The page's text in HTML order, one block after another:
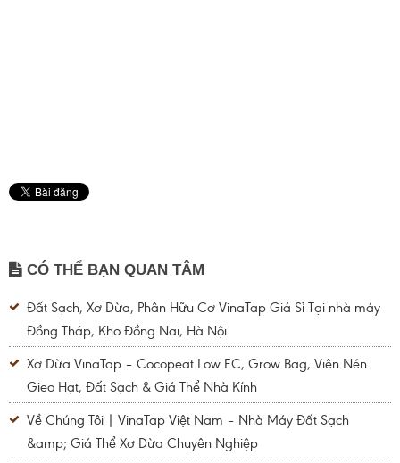
CÓ THỂ BẠN QUAN TÂM
Đất Sạch, Xơ Dừa, Phân Hữu Cơ VinaTap Giá Sỉ Tại nhà máy
Đồng Tháp, Kho Đồng Nai, Hà Nội
Xơ Dừa VinaTap – Cocopeat Low EC, Grow Bag, Viên Nén
Gieo Hạt, Đất Sạch & Giá Thể Nhà Kính
Về Chúng Tôi | VinaTap Việt Nam – Nhà Máy Đất Sạch
&amp; Giá Thể Xơ Dừa Chuyên Nghiệp